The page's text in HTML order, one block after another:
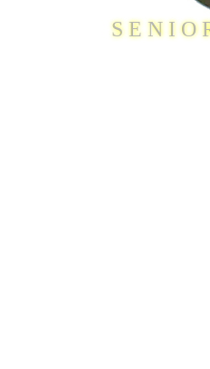
S E N I O